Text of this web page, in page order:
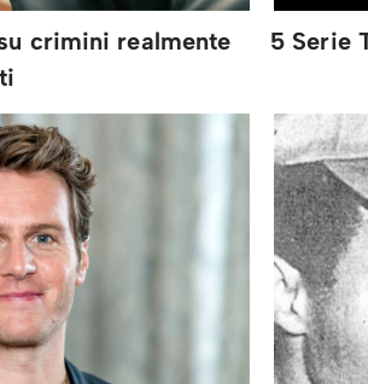
crimini realmente
5 Serie